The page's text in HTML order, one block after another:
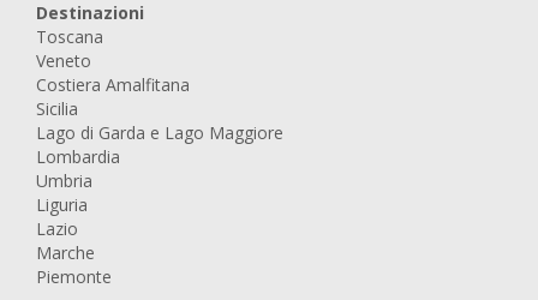
Destinazioni
Toscana
Veneto
Costiera Amalfitana
Sicilia
Lago di Garda e Lago Maggiore
Lombardia
Umbria
Liguria
Lazio
Marche
Piemonte